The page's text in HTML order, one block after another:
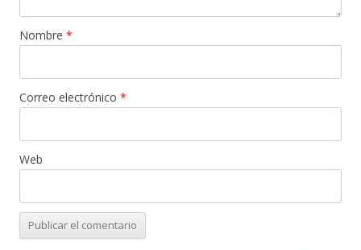
Nombre *
Correo electrónico *
Web